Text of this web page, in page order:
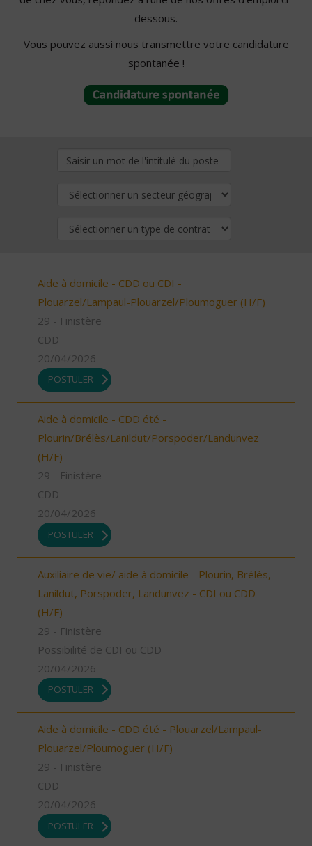
dessous.
Vous pouvez aussi nous transmettre votre candidature
spontanée !
Aide à domicile - CDD ou CDI -
Plouarzel/Lampaul-Plouarzel/Ploumoguer (H/F)
29 - Finistère
CDD
20/04/2026
POSTULER
Aide à domicile - CDD été -
Plourin/Brélès/Lanildut/Porspoder/Landunvez
(H/F)
29 - Finistère
CDD
20/04/2026
POSTULER
Auxiliaire de vie/ aide à domicile - Plourin, Brélès,
Lanildut, Porspoder, Landunvez - CDI ou CDD
(H/F)
29 - Finistère
Possibilité de CDI ou CDD
20/04/2026
POSTULER
Aide à domicile - CDD été - Plouarzel/Lampaul-
Plouarzel/Ploumoguer (H/F)
29 - Finistère
CDD
20/04/2026
POSTULER